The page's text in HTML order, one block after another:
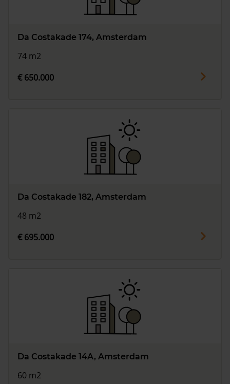
Da Costakade 174, Amsterdam
74 m2
€ 650.000
Da Costakade 182, Amsterdam
48 m2
€ 695.000
Da Costakade 14A, Amsterdam
60 m2